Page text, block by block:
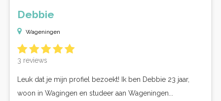
Debbie
Wageningen
3 reviews
Leuk dat je mijn profiel bezoekt! Ik ben Debbie 23 jaar,
woon in Wagingen en studeer aan Wageningen...